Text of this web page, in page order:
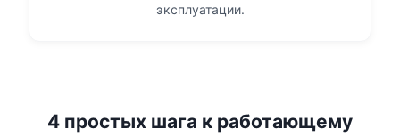
эксплуатации.
4 простых шага к работающему